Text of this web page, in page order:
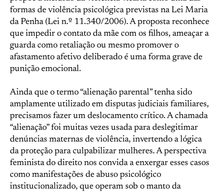
formas de violência psicológica previstas na Lei Maria
da Penha (Lei n.º 11.340/2006). A proposta reconhece
que impedir o contato da mãe com os filhos, ameaçar a
guarda como retaliação ou mesmo promover o
afastamento afetivo deliberado é uma forma grave de
punição emocional.
Ainda que o termo “alienação parental” tenha sido
amplamente utilizado em disputas judiciais familiares,
precisamos fazer um deslocamento crítico. A chamada
“alienação” foi muitas vezes usada para deslegitimar
denúncias maternas de violência, invertendo a lógica
da proteção para culpabilizar mulheres. A perspectiva
feminista do direito nos convida a enxergar esses casos
como manifestações de abuso psicológico
institucionalizado, que operam sob o manto da